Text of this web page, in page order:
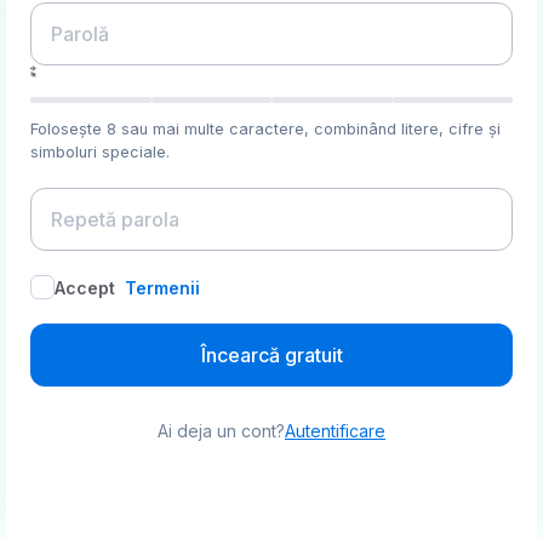
Folosește 8 sau mai multe caractere, combinând litere, cifre și
simboluri speciale.
Accept Termenii
Încearcă gratuit
Ai deja un cont?Autentificare